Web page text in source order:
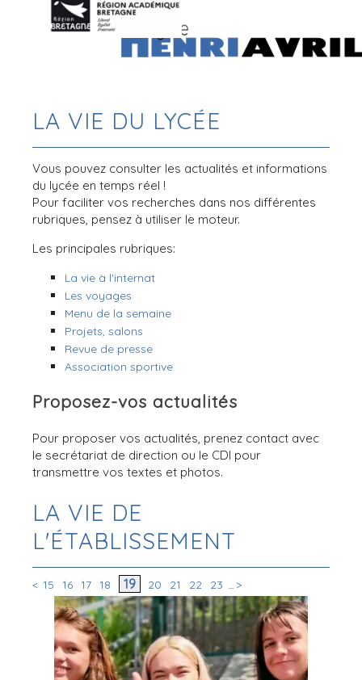
LA VIE DU LYCÉE
Vous pouvez consulter les actualités et informations
du lycée en temps réel !
Pour faciliter vos recherches dans nos différentes
rubriques, pensez à utiliser le moteur.
Les principales rubriques:
La vie à l'internat
Les voyages
Menu de la semaine
Projets, salons
Revue de presse
Association sportive
Proposez-vos actualités
Pour proposer vos actualités, prenez contact avec
le secrétariat de direction ou le CDI pour
transmettre vos textes et photos.
LA VIE DE
L'ÉTABLISSEMENT
< 15 16 17 18 19 20 21 22 23 ... >